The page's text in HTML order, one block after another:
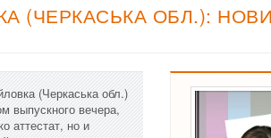
(ЧЕРКАСЬКА ОБЛ.):
(Черкаська обл.)
выпускного вечера,
аттестат, но и